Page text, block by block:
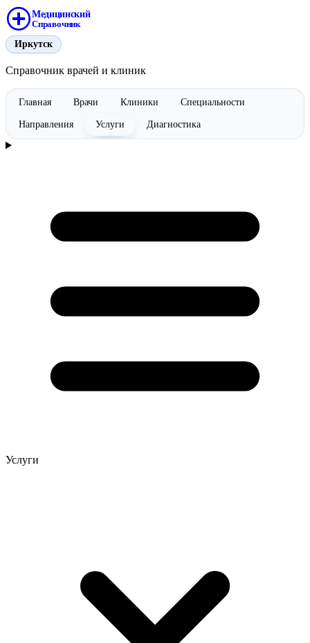
Медицинский
Справочник
Иркутск
Справочник врачей и клиник
Главная Врачи Клиники Специальности
Направления Услуги Диагностика
Услуги